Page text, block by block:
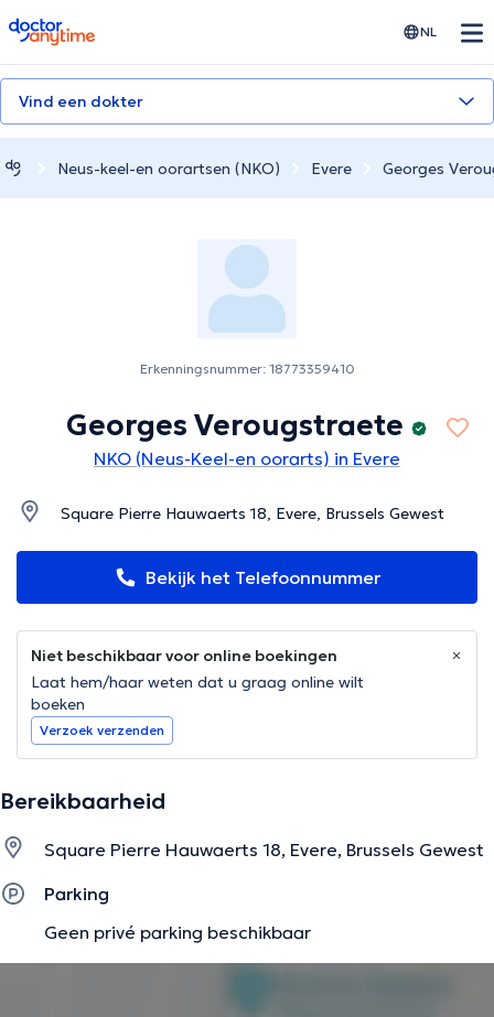
doctoranytime NL
Vind een dokter
Neus-keel-en oorartsen (NKO) Evere Georges
Erkenningsnummer: 18773359410
Georges Verougstraete
NKO (Neus-Keel-en oorarts) in Evere
Square Pierre Hauwaerts 18, Evere, Brussels Gewest
Bekijk het Telefoonnummer
Niet beschikbaar voor online boekingen
Laat hem/haar weten dat u graag online wilt
boeken
Verzoek verzenden
Bereikbaarheid
Square Pierre Hauwaerts 18, Evere, Brussels Gewest
Parking
Geen privé parking beschikbaar